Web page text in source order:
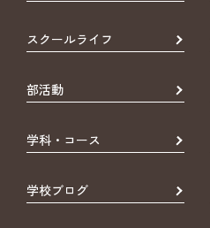
スクールライフ
部活動
学科・コース
学校ブログ